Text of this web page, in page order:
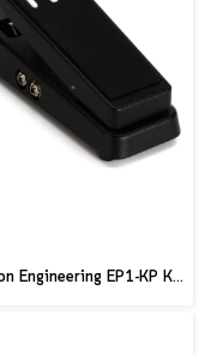
Mission Engineering EP1-KP Kemper - Standard, Black